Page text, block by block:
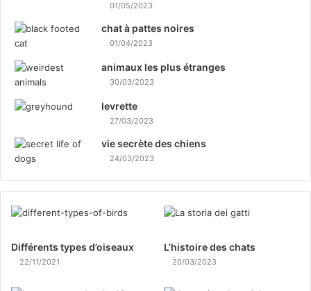
01/05/2023
chat à pattes noires
01/04/2023
animaux les plus étranges
30/03/2023
levrette
27/03/2023
vie secrète des chiens
24/03/2023
Différents types d’oiseaux
22/11/2021
L’histoire des chats
20/03/2023